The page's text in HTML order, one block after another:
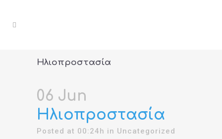
Ηλιοπροστασία
06 Jun
Ηλιοπροστασία
Posted at 00:24h in Uncategorized